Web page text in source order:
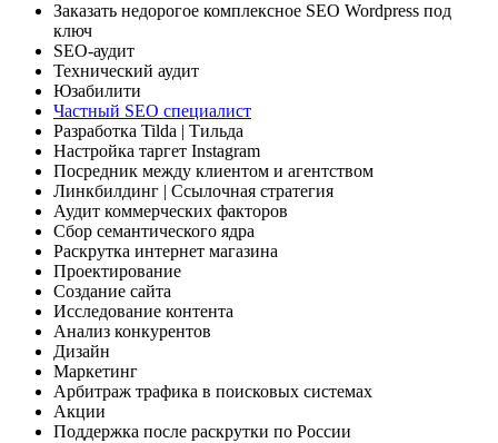
Заказать недорогое комплексное SEO Wordpress под
ключ
SEO-аудит
Технический аудит
Юзабилити
Частный SEO специалист
Разработка Tilda | Тильда
Настройка таргет Instagram
Посредник между клиентом и агентством
Линкбилдинг | Ссылочная стратегия
Аудит коммерческих факторов
Сбор семантического ядра
Раскрутка интернет магазина
Проектирование
Создание сайта
Исследование контента
Анализ конкурентов
Дизайн
Маркетинг
Арбитраж трафика в поисковых системах
Акции
Поддержка после раскрутки по России